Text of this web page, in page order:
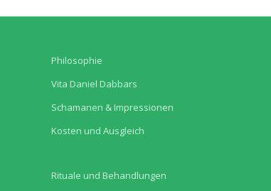
Philosophie
Vita Daniel Dabbars
Schamanen & Impressionen
Kosten und Ausgleich
Rituale und Behandlungen